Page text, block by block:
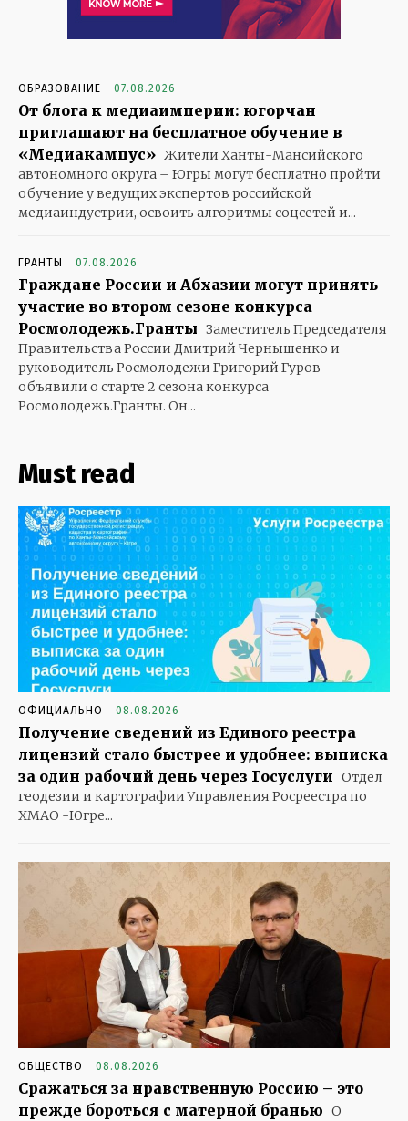
ОБРАЗОВАНИЕ 07.08.2026
От блога к медиаимперии: югорчан
приглашают на бесплатное обучение в
«Медиакампус» Жители Ханты-Мансийского
автономного округа – Югры могут бесплатно пройти
обучение у ведущих экспертов российской
медиаиндустрии, освоить алгоритмы соцсетей и...
ГРАНТЫ 07.08.2026
Граждане России и Абхазии могут принять
участие во втором сезоне конкурса
Росмолодежь.Гранты Заместитель Председателя
Правительства России Дмитрий Чернышенко и
руководитель Росмолодежи Григорий Гуров
объявили о старте 2 сезона конкурса
Росмолодежь.Гранты. Он...
Must read
ОФИЦИАЛЬНО 08.08.2026
Получение сведений из Единого реестра
лицензий стало быстрее и удобнее: выписка
за один рабочий день через Госуслуги Отдел
геодезии и картографии Управления Росреестра по
ХМАО -Югре...
ОБЩЕСТВО 08.08.2026
Сражаться за нравственную Россию – это
прежде бороться с матерной бранью О